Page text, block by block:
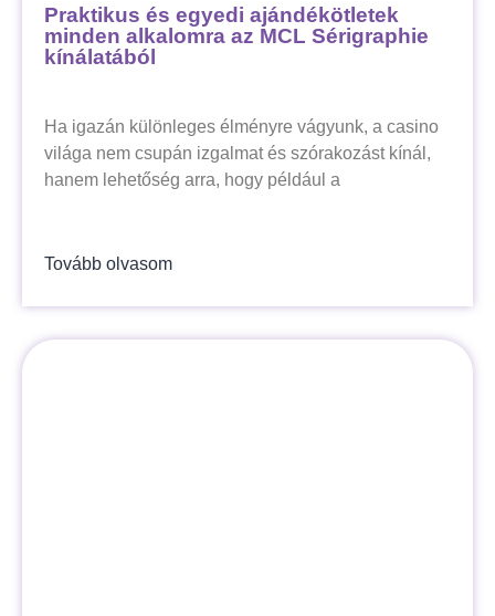
Praktikus és egyedi ajándékötletek
minden alkalomra az MCL Sérigraphie
kínálatából
Ha igazán különleges élményre vágyunk, a casino
világa nem csupán izgalmat és szórakozást kínál,
hanem lehetőség arra, hogy például a
Tovább olvasom